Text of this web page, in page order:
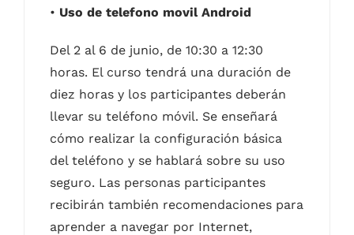
• Uso de telefono movil Android
Del 2 al 6 de junio, de 10:30 a 12:30
horas. El curso tendrá una duración de
diez horas y los participantes deberán
llevar su teléfono móvil. Se enseñará
cómo realizar la configuración básica
del teléfono y se hablará sobre su uso
seguro. Las personas participantes
recibirán también recomendaciones para
aprender a navegar por Internet,